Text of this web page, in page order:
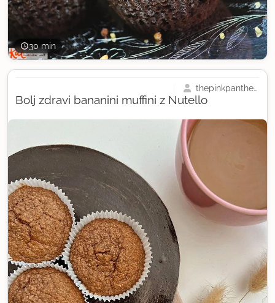
30 min
Bolj zdravi bananini muffini z Nutello
thepinkpanthera